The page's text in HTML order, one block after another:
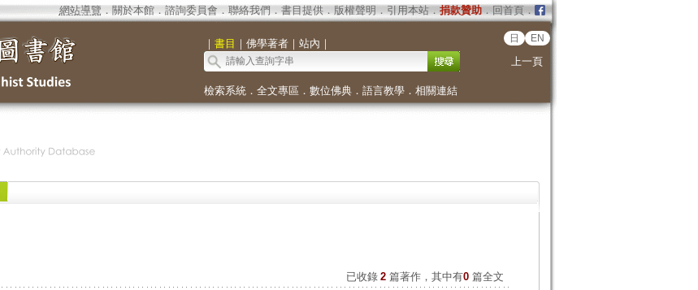
網站導覽 ． 關於本館． 諮詢委員會． 聯絡我們 ． 書目提供． 版權聲明 ． 引用本站． 捐款贊助．回首頁．
｜ 書目 ｜ 佛學著者｜ 站內 ｜ 日 EN
上一頁
檢索系統． 全文專區 ． 數位佛典． 語言教學． 相關連結
已收錄 2 篇著作，其中有0篇全文